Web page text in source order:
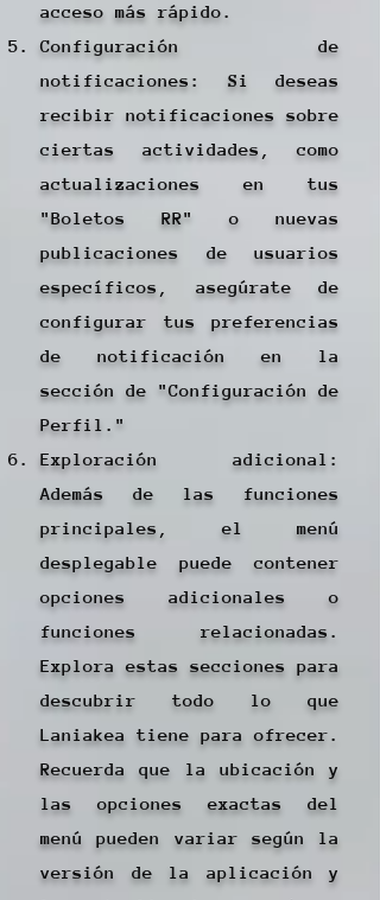
acceso más rápido.
Configuración de
notificaciones: Si deseas
recibir notificaciones sobre
ciertas actividades, como
actualizaciones en tus
"Boletos RR" o nuevas
publicaciones de usuarios
específicos, asegúrate de
configurar tus preferencias
de notificación en la
sección de "Configuración de
Perfil."
Exploración adicional:
Además de las funciones
principales, el menú
desplegable puede contener
opciones adicionales o
funciones relacionadas.
Explora estas secciones para
descubrir todo lo que
Laniakea tiene para ofrecer.
Recuerda que la ubicación y
las opciones exactas del
menú pueden variar según la
versión de la aplicación y